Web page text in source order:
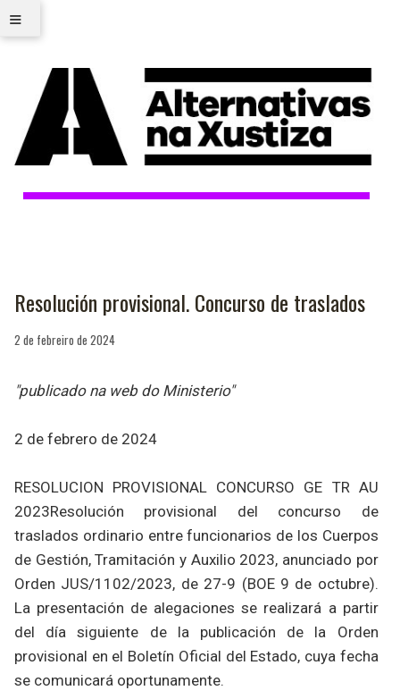
≡
Resolución provisional. Concurso de traslados
2 de febreiro de 2024
"publicado na web do Ministerio"
2 de febrero de 2024
RESOLUCION PROVISIONAL CONCURSO GE TR AU
2023 ​Resolución provisional del concurso de
traslados ordinario entre funcionarios de los Cuerpos
de Gestión, Tramitación y Auxilio 2023, anunciado por
Orden JUS/1102/2023, de 27-9 (BOE 9 de octubre).
La presentación de alegaciones se realizará a partir
del día siguiente de la publicación de la Orden
provisional en el Boletín Oficial del Estado, cuya fecha
se comunicará oportunamente.